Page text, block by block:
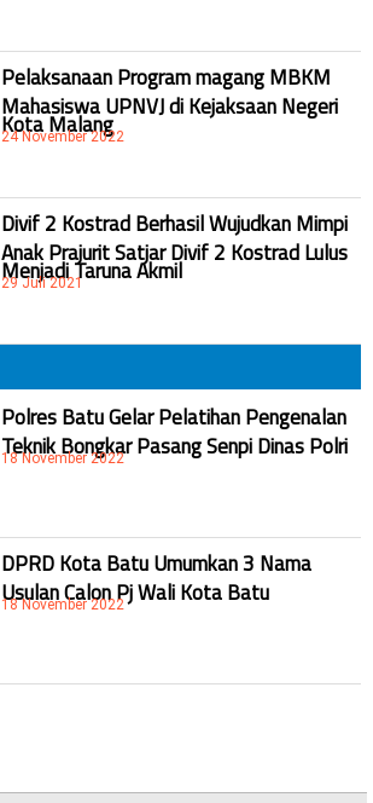
Pelaksanaan Program magang MBKM
Mahasiswa UPNVJ di Kejaksaan Negeri
Kota Malang
24 November 2022
Divif 2 Kostrad Berhasil Wujudkan Mimpi
Anak Prajurit Satjar Divif 2 Kostrad Lulus
Menjadi Taruna Akmil
29 Juli 2021
Polres Batu Gelar Pelatihan Pengenalan
Teknik Bongkar Pasang Senpi Dinas Polri
18 November 2022
DPRD Kota Batu Umumkan 3 Nama
Usulan Calon Pj Wali Kota Batu
18 November 2022